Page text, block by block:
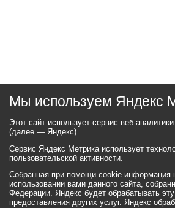
Мы используем Яндекс
Этот сайт использует сервис веб-
(далее — Яндекс).
Сервис Яндекс Метрика использует
пользовательской активности.
Собранная при помощи cookie информация
использовании вами данного сайта,
Федерации. Яндекс будет обрабатывать
предоставления других услуг. Яндекс